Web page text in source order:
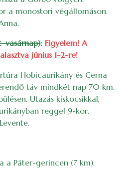
a monostori végállomáson.
: Figyelem! A
június 1-2-re!
Hobicaurikány és Cerna
táv mindkét nap 70 km.
Utazás kiskocsikkal,
reggel 9-kor.
a Páter-gerincen (7 km).